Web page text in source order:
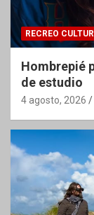
RECREO
Hombrepié
de estudio
4 agosto, 2026